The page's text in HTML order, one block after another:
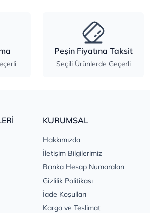
Peşin Fiyatına Taksit
Seçili Ürünlerde Geçerli
KURUMSAL
Hakkımızda
İletişim Bilgilerimiz
Banka Hesap Numaraları
Gizlilik Politikası
İade Koşulları
Kargo ve Teslimat